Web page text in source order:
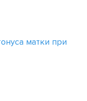
матки при